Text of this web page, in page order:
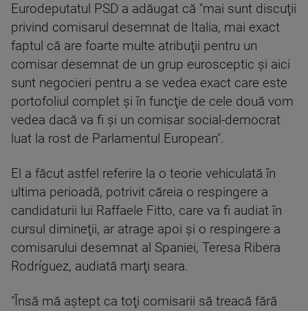
Eurodeputatul PSD a adăugat că "mai sunt discuţii
privind comisarul desemnat de Italia, mai exact
faptul că are foarte multe atribuţii pentru un
comisar desemnat de un grup eurosceptic şi aici
sunt negocieri pentru a se vedea exact care este
portofoliul complet şi în funcţie de cele două vom
vedea dacă va fi şi un comisar social-democrat
luat la rost de Parlamentul European".
El a făcut astfel referire la o teorie vehiculată în
ultima perioadă, potrivit căreia o respingere a
candidaturii lui Raffaele Fitto, care va fi audiat în
cursul dimineţii, ar atrage apoi şi o respingere a
comisarului desemnat al Spaniei, Teresa Ribera
Rodríguez, audiată marţi seara.
"Însă mă aştept ca toţi comisarii să treacă fără